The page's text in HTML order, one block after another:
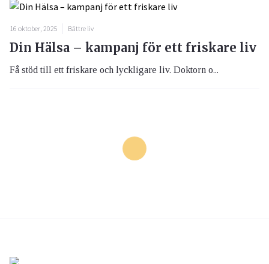
16 oktober, 2025 Bättre liv
Din Hälsa – kampanj för ett friskare liv
Få stöd till ett friskare och lyckligare liv. Doktorn o...